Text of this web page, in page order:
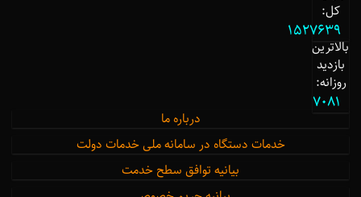
کل:
1527639
بالاترین
بازدید
روزانه:
7081
درباره ما
خدمات دستگاه در سامانه ملی خدمات دولت
بیانیه توافق سطح خدمت